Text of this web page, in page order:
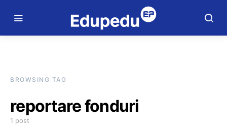
BROWSING TAG
reportare fonduri
1 post